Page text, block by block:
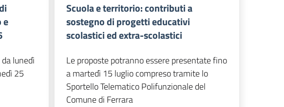
e
lunedì
25
Scuola e territorio: contributi a
sostegno di progetti educativi
scolastici ed extra-scolastici
Le proposte potranno essere presentate fino
a martedì 15 luglio compreso tramite lo
Sportello Telematico Polifunzionale del
Comune di Ferrara